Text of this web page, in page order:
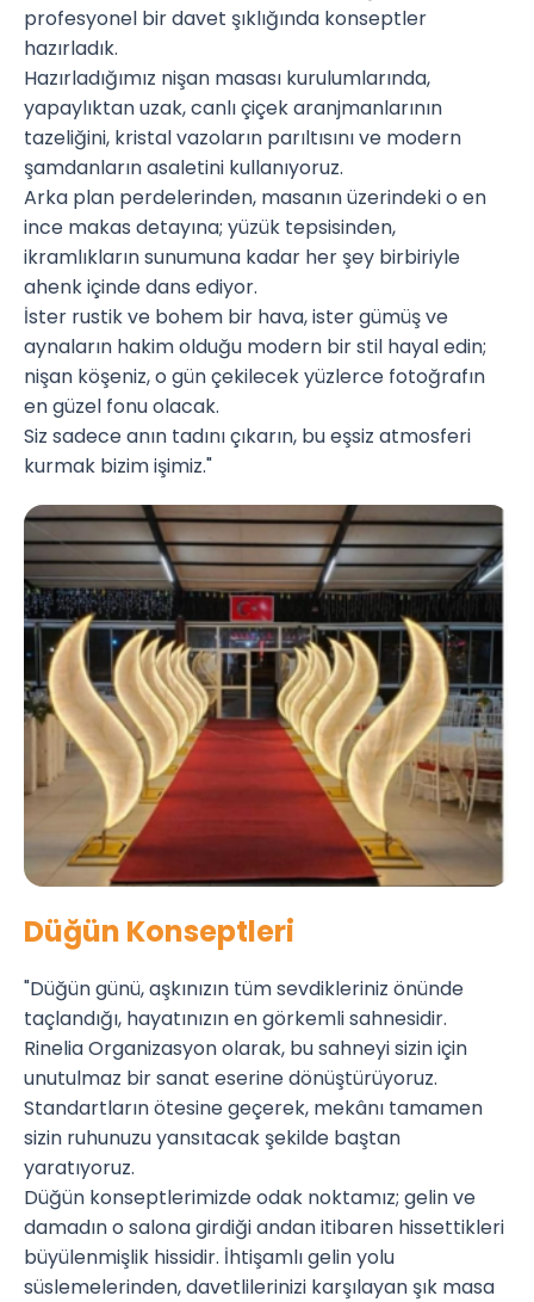
profesyonel bir davet şıklığında konseptler
hazırladık.
Hazırladığımız nişan masası kurulumlarında,
yapaylıktan uzak, canlı çiçek aranjmanlarının
tazeliğini, kristal vazoların parıltısını ve modern
şamdanların asaletini kullanıyoruz.
Arka plan perdelerinden, masanın üzerindeki o en
ince makas detayına; yüzük tepsisinden,
ikramlıkların sunumuna kadar her şey birbiriyle
ahenk içinde dans ediyor.
İster rustik ve bohem bir hava, ister gümüş ve
aynaların hakim olduğu modern bir stil hayal edin;
nişan köşeniz, o gün çekilecek yüzlerce fotoğrafın
en güzel fonu olacak.
Siz sadece anın tadını çıkarın, bu eşsiz atmosferi
kurmak bizim işimiz."
Düğün Konseptleri
"Düğün günü, aşkınızın tüm sevdikleriniz önünde
taçlandığı, hayatınızın en görkemli sahnesidir.
Rinelia Organizasyon olarak, bu sahneyi sizin için
unutulmaz bir sanat eserine dönüştürüyoruz.
Standartların ötesine geçerek, mekânı tamamen
sizin ruhunuzu yansıtacak şekilde baştan
yaratıyoruz.
Düğün konseptlerimizde odak noktamız; gelin ve
damadın o salona girdiği andan itibaren hissettikleri
büyülenmişlik hissidir. İhtişamlı gelin yolu
süslemelerinden, davetlilerinizi karşılayan şık masa